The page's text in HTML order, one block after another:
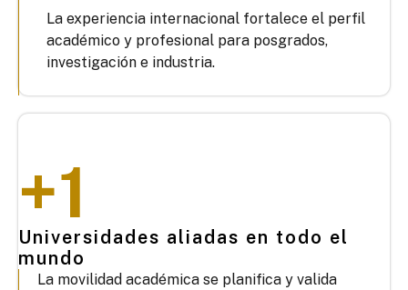
La experiencia internacional fortalece el perfil
académico y profesional para posgrados,
investigación e industria.
Universidades aliadas en todo el
mundo
+1
La movilidad académica se planifica y valida